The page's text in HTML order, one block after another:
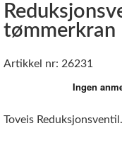
tømmerkran
Artikkel nr: 26231
Toveis